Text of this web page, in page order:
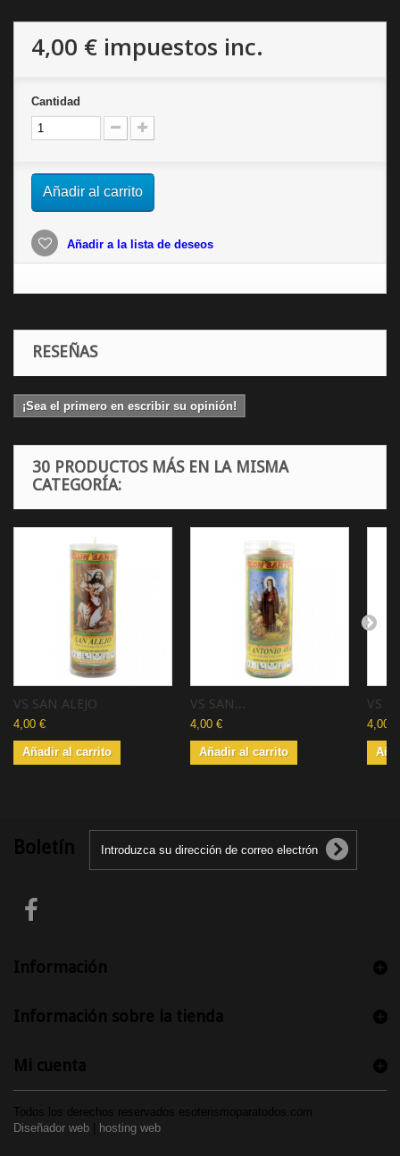
4,00 € impuestos inc.
Cantidad
Añadir al carrito
Añadir a la lista de deseos
RESEÑAS
¡Sea el primero en escribir su opinión!
30 PRODUCTOS MÁS EN LA MISMA
CATEGORÍA:
VS SAN ALEJO
4,00 €
Añadir al carrito
VS SAN...
4,00 €
Añadir al carrito
VS
4,00 €
Boletín
Información
Todos los derechos reservados esoterismoparatodos.com
Diseñador web
hosting web
Información sobre la tienda
Mi cuenta